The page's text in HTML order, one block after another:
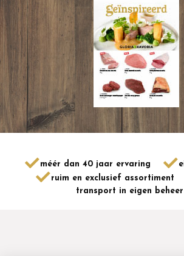
méér dan 40 jaar ervaring
ruim en exclusief assortiment
transport in eigen beheer